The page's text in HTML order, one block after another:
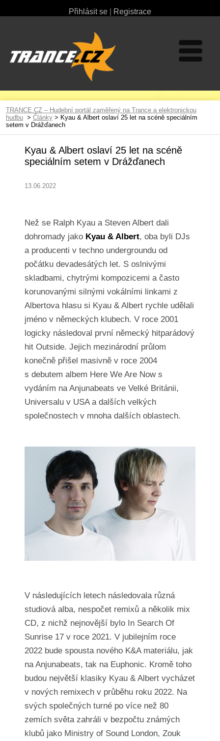
Přihlásit se Registrace
TRANCE.CZ – Hudební portál zaměřený na Trance a elektronickou
hudbu > Články > Kyau & Albert oslaví 25 let na scéně speciálním
setem v Drážďanech
Kyau & Albert oslaví 25 let na scéně
speciálním setem v Drážďanech
13.06.2022
Než se Ralph Kyau a Steven Albert dali
dohromady jako Kyau & Albert, oba byli DJs
a producenti v techno undergroundu od
počátku devadesátých let. S oslnivými
skladbami, chytrými kompozicemi a často
korunovanými silnými vokálními linkami z
Albertova hlasu si Kyau & Albert rychle udělali
jméno v německých klubech. V roce 2001
logicky následoval první německý hitparádový
hit Outside. Jejich mezinárodní průlom
konečně přišel masivně v roce 2004
s debutem albem Here We Are Now s
vydáním na Anjunabeats ve Velké Británii,
Universalu v USA a dalších velkých
společnostech v mnoha dalších oblastech.
V následujících letech následovala různá
studiová alba, nespočet remixů a několik mix
CD, z nichž nejnovější bylo In Search Of
Sunrise 17 v roce 2021. V jubilejním roce
2022 bude spousta nového K&A materiálu, jak
na Anjunabeats, tak na Euphonic. Kromě toho
budou největší klasiky Kyau & Albert vycházet
v nových remixech v průběhu roku 2022. Na
svých společných turné po více než 80
zemích světa zahráli v bezpočtu známých
klubů jako Ministry of Sound London, Zouk